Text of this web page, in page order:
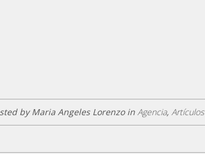
by Maria Angeles Lorenzo inAgencia,Artículos